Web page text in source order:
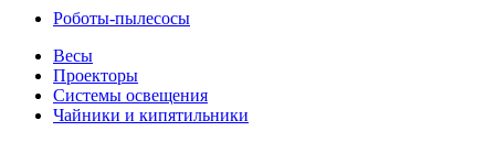
Роботы-пылесосы
Весы
Проекторы
Системы освещения
Чайники и кипятильники